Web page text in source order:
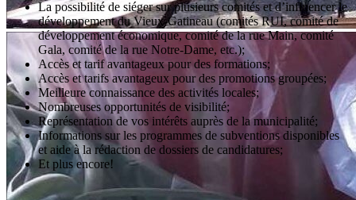
La possibilité de siéger sur plusieurs comités et d’influencer le
développement du Vieux-Gatineau (comités RUI, comité de
développement économique, comité de la rue Main, comité
Gala, comité de la rue Notre-Dame, etc.);
Accès et tarif avantageux pour des formations;
Accès et tarifs avantageux pour des promotions groupées;
Meilleure connaissance des activités locales;
Nombreuses opportunités de visibilité;
Représentation de vos intérêts auprès de la municipalité;
Informations sur les programmes de subventions disponibles
et aide à la rédaction de dossiers de candidatures;
Et plus encore!